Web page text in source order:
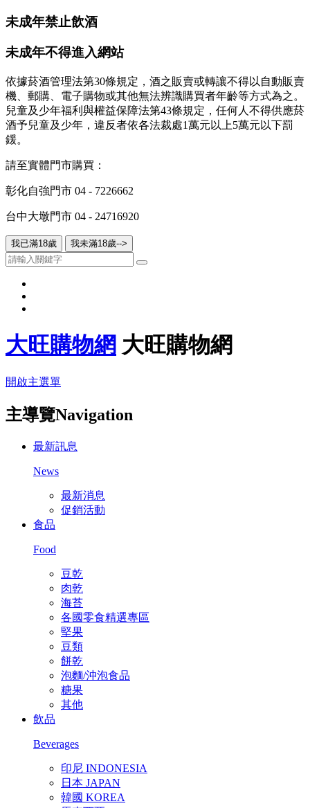
未成年禁止飲酒
未成年不得進入網站
依據菸酒管理法第30條規定，酒之販賣或轉讓不得以自動販賣
機、郵購、電子購物或其他無法辨識購買者年齡等方式為之。
兒童及少年福利與權益保障法第43條規定，任何人不得供應菸
酒予兒童及少年，違反者依各法裁處1萬元以上5萬元以下罰
鍰。
請至實體門市購買：
彰化自強門市 04 - 7226662
台中大墩門市 04 - 24716920
我已滿18歲 我未滿18歲-->
大旺購物網 大旺購物網
開啟主選單
主導覽Navigation
最新訊息
News
最新消息
促銷活動
食品
Food
豆乾
肉乾
海苔
各國零食精選專區
堅果
豆類
餅乾
泡麵/沖泡食品
糖果
其他
飲品
Beverages
印尼 INDONESIA
日本 JAPAN
韓國 KOREA